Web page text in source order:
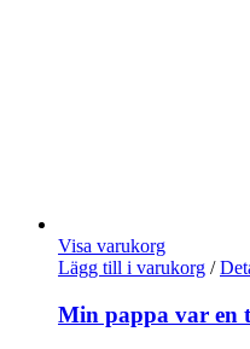
Visa varukorg
Lägg till i varukorg /
Min pappa var en